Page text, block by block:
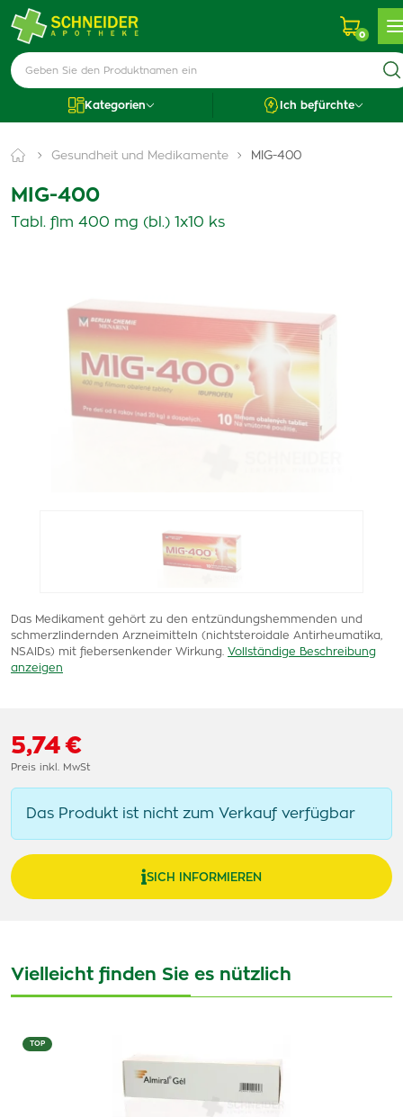
0
Kategorien Ich befürchte
Gesundheit und Medikamente MIG-400
MIG-400
Tabl. flm 400 mg (bl.) 1x10 ks
Das Medikament gehört zu den entzündungshemmenden und
schmerzlindernden Arzneimitteln (nichtsteroidale Antirheumatika,
NSAIDs) mit fiebersenkender Wirkung. Vollständige Beschreibung
anzeigen
5,74 €
Preis inkl. MwSt
Das Produkt ist nicht zum Verkauf verfügbar
SICH INFORMIEREN
Vielleicht finden Sie es nützlich
TOP